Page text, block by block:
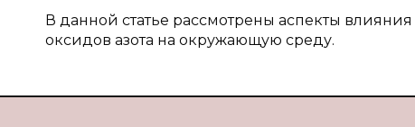
В данной статье рассмотрены аспекты
оксидов азота на окружающую среду.